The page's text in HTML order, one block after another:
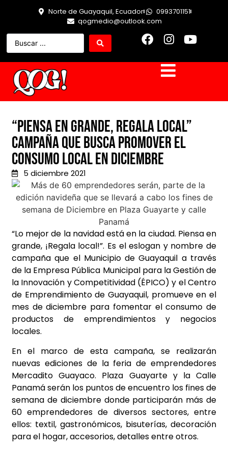
Norte de Guayaquil, Ecuador
0993701151
qogmedio@outlook.com
“Piensa en grande, regala local”
campaña que busca promover el
consumo local en Diciembre
5 diciembre 2021
“Lo mejor de la navidad está en la ciudad. Piensa en
grande, ¡Regala local!”. Es el eslogan y nombre de
campaña que el Municipio de Guayaquil a través
de la Empresa Pública Municipal para la Gestión de
la Innovación y Competitividad (ÉPICO) y el Centro
de Emprendimiento de Guayaquil, promueve en el
mes de diciembre para fomentar el consumo de
productos de emprendimientos y negocios
locales.
En el marco de esta campaña, se realizarán
nuevas ediciones de la feria de emprendedores
Mercadito Guayaco. Plaza Guayarte y la Calle
Panamá serán los puntos de encuentro los fines de
semana de diciembre donde participarán más de
60 emprendedores de diversos sectores, entre
ellos: textil, gastronómicos, bisuterías, decoración
para el hogar, accesorios, detalles entre otros.